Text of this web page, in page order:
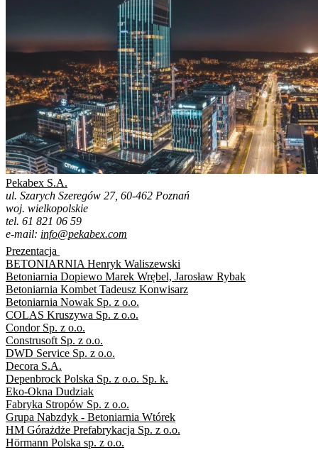
Pekabex S.A.
ul. Szarych Szeregów 27, 60-462 Poznań
woj. wielkopolskie
tel. 61 821 06 59
e-mail: info@pekabex.com
Prezentacja
BETONIARNIA Henryk Waliszewski
Betoniarnia Dopiewo Marek Wrębel, Jarosław Rybak
Betoniarnia Kombet Tadeusz Konwisarz
Betoniarnia Nowak Sp. z o.o.
COLAS Kruszywa Sp. z o.o.
Condor Sp. z o.o.
Construsoft Sp. z o.o.
DWD Service Sp. z o.o.
Decora S.A.
Depenbrock Polska Sp. z o.o. Sp. k.
Eko-Okna Dudziak
Fabryka Stropów Sp. z o.o.
Grupa Nabzdyk - Betoniarnia Wtórek
HM Górażdże Prefabrykacja Sp. z o.o.
Hörmann Polska sp. z o.o.